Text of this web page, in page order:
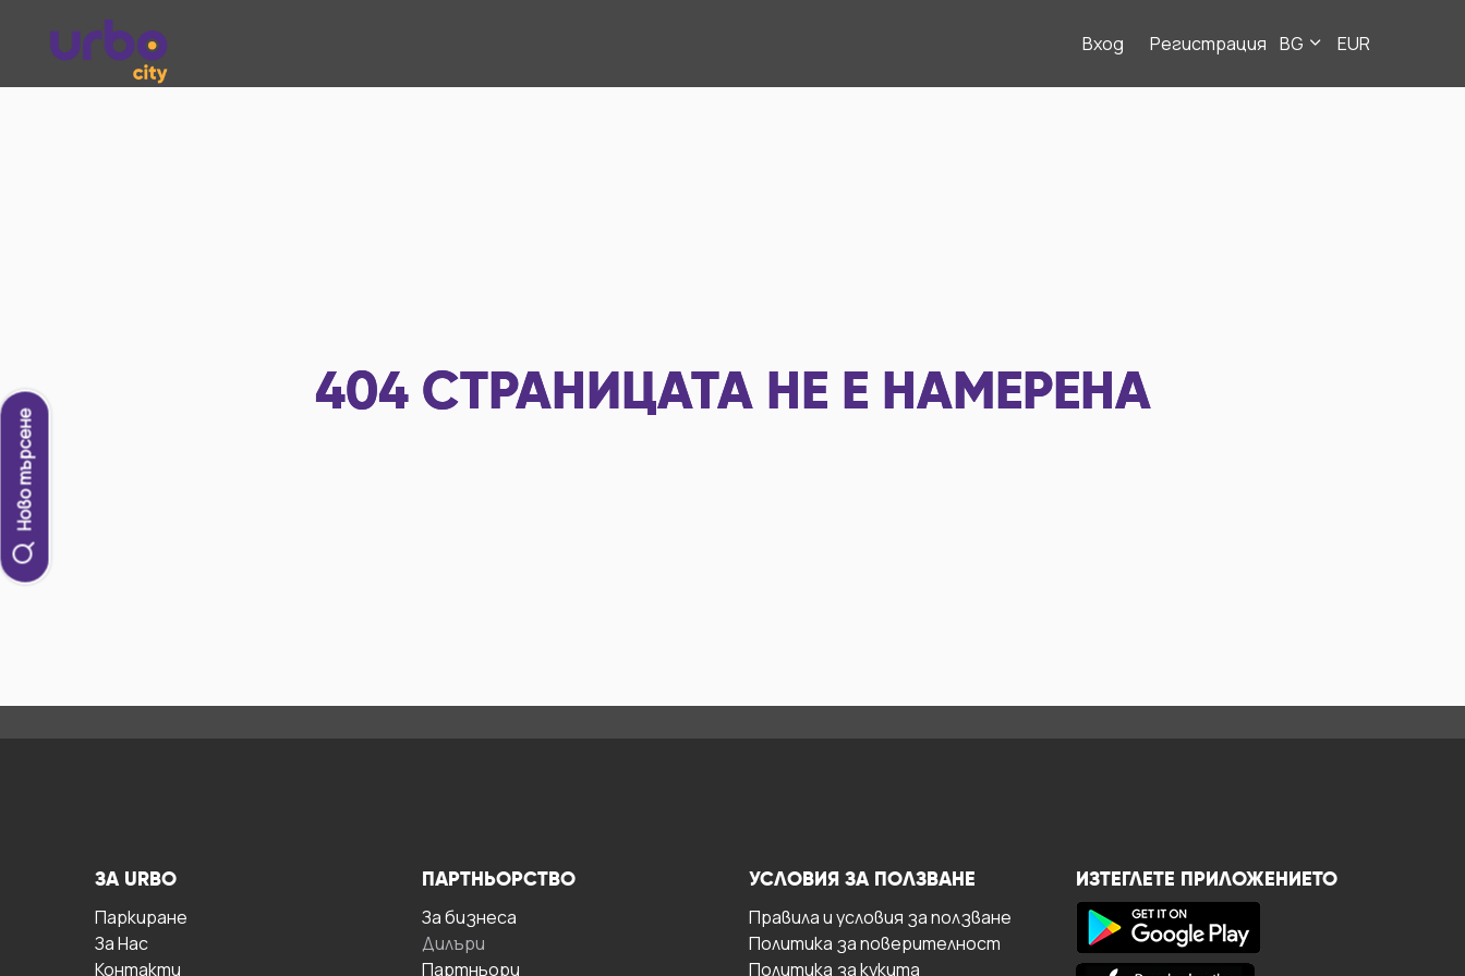
Вход Регистрация BG EUR
Ново търсене
404 СТРАНИЦАТА НЕ Е НАМЕРЕНА
ЗА URBO
Паркиране
За Hас
Контакти
ПАРТНЬОРСТВО
За бизнесa
Дилъри
Партньори
УСЛОВИЯ ЗА ПОЛЗВАНЕ
Правила и условия за ползване
Политика за поверителност
Политика за кукита
ИЗТЕГЛЕТЕ ПРИЛОЖЕНИЕТО